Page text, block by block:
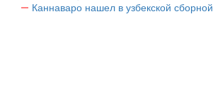
Каннаваро нашел в узбекской сборной